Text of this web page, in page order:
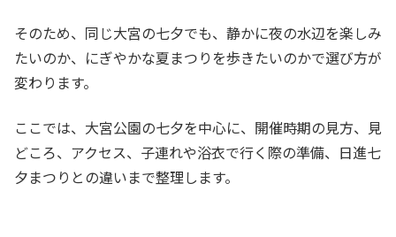
そのため、同じ大宮の七夕でも、静かに夜の水辺を楽しみ
たいのか、にぎやかな夏まつりを歩きたいのかで選び方が
変わります。
ここでは、大宮公園の七夕を中心に、開催時期の見方、見
どころ、アクセス、子連れや浴衣で行く際の準備、日進七
夕まつりとの違いまで整理します。